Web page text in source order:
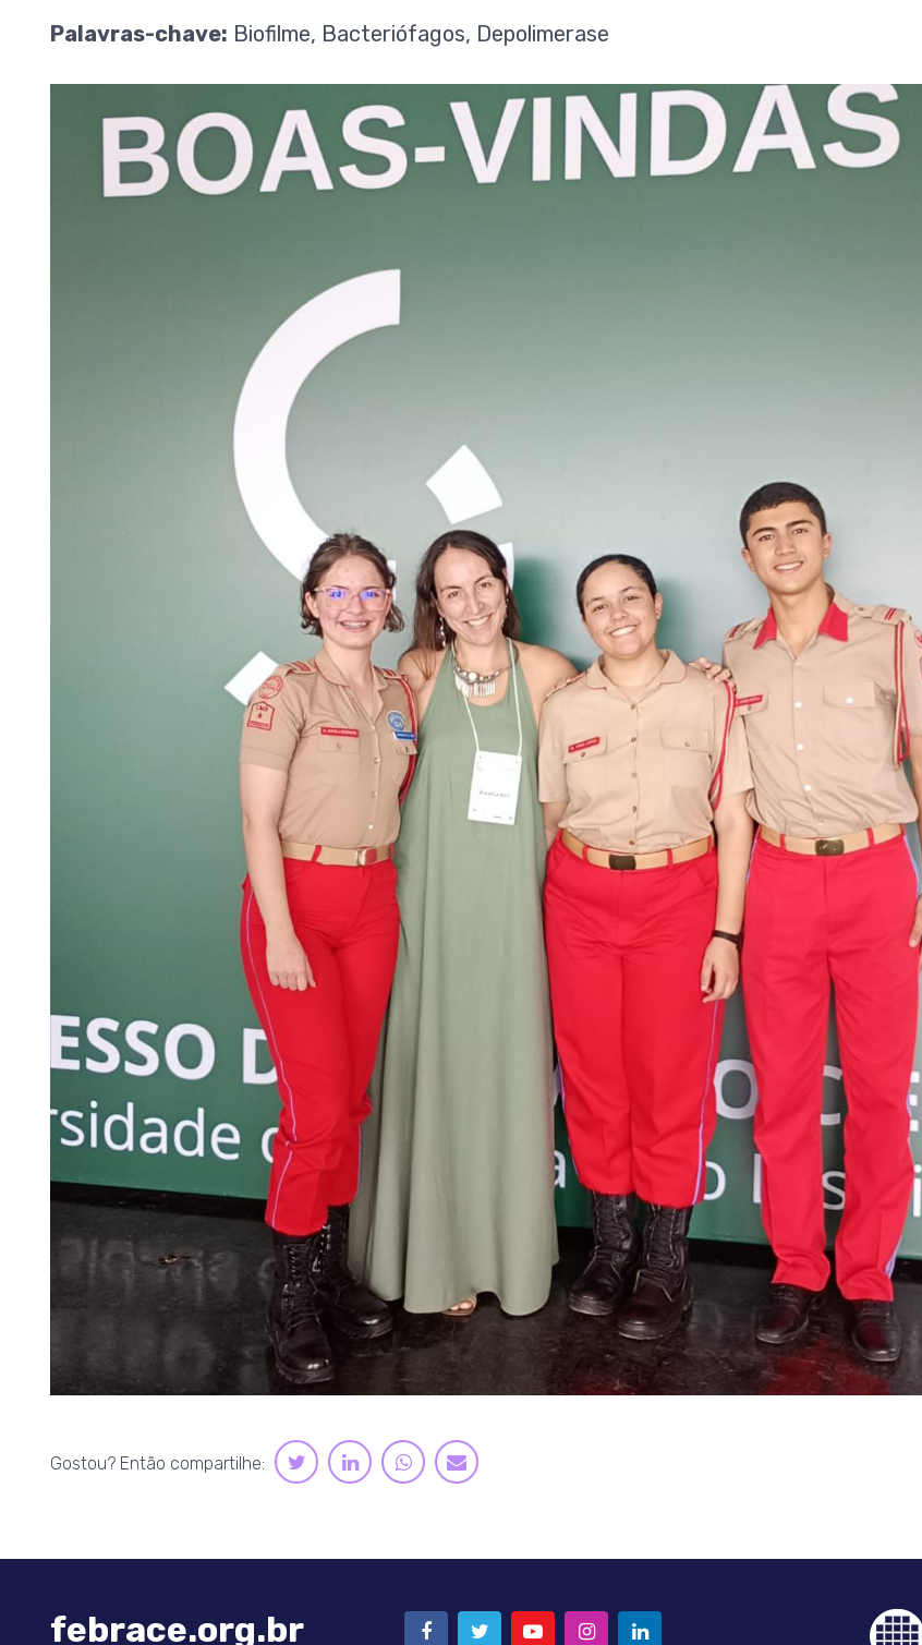
Palavras-chave: Biofilme, Bacteriófagos, Depolimerase
Gostou? Então compartilhe: TWITTERLINKEDINWHATSAPP
E-
MAIL
febrace.org.br FACEBOOK
TWITTERYOUTUBEINSTAGRAM
LINKEDIN